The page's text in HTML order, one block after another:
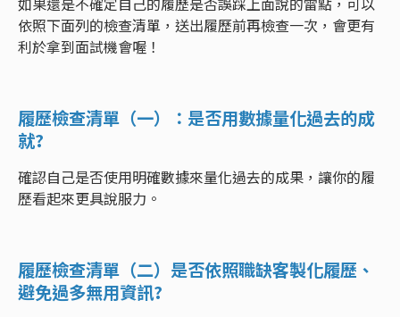
依照下面列的檢查清單，送出履歷前再檢查一次，會更有
利於拿到面試機會喔！
履歷檢查清單（一）：是否用數據量化過去的成
就?
確認自己是否使用明確數據來量化過去的成果，讓你的履
歷看起來更具說服力。
履歷檢查清單（二）是否依照職缺客製化履歷、
避免過多無用資訊?